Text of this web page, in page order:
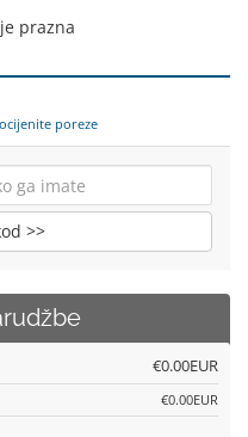
prazna
poreze
>>
€0.00EUR
€0.00EUR